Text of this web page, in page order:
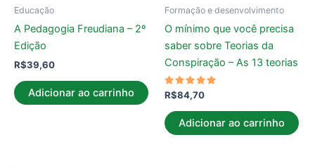
Educação
A Pedagogia Freudiana – 2º
Edição
R$39,60
Adicionar ao carrinho
Formação e desenvolvimento
O mínimo que você precisa
saber sobre Teorias da
Conspiração – As 13 teorias
Avaliação
5.00
de 5
R$84,70
Adicionar ao carrinho